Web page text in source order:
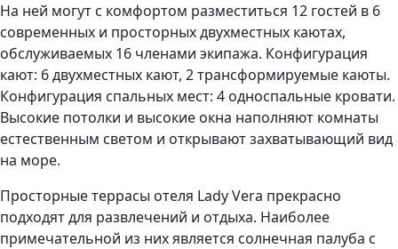
На ней могут с комфортом разместиться 12 гостей в 6
современных и просторных двухместных каютах,
обслуживаемых 16 членами экипажа. Конфигурация
кают: 6 двухместных кают, 2 трансформируемые каюты.
Конфигурация спальных мест: 4 односпальные кровати.
Высокие потолки и высокие окна наполняют комнаты
естественным светом и открывают захватывающий вид
на море.
Просторные террасы отеля Lady Vera прекрасно
подходят для развлечений и отдыха. Наиболее
примечательной из них является солнечная палуба с